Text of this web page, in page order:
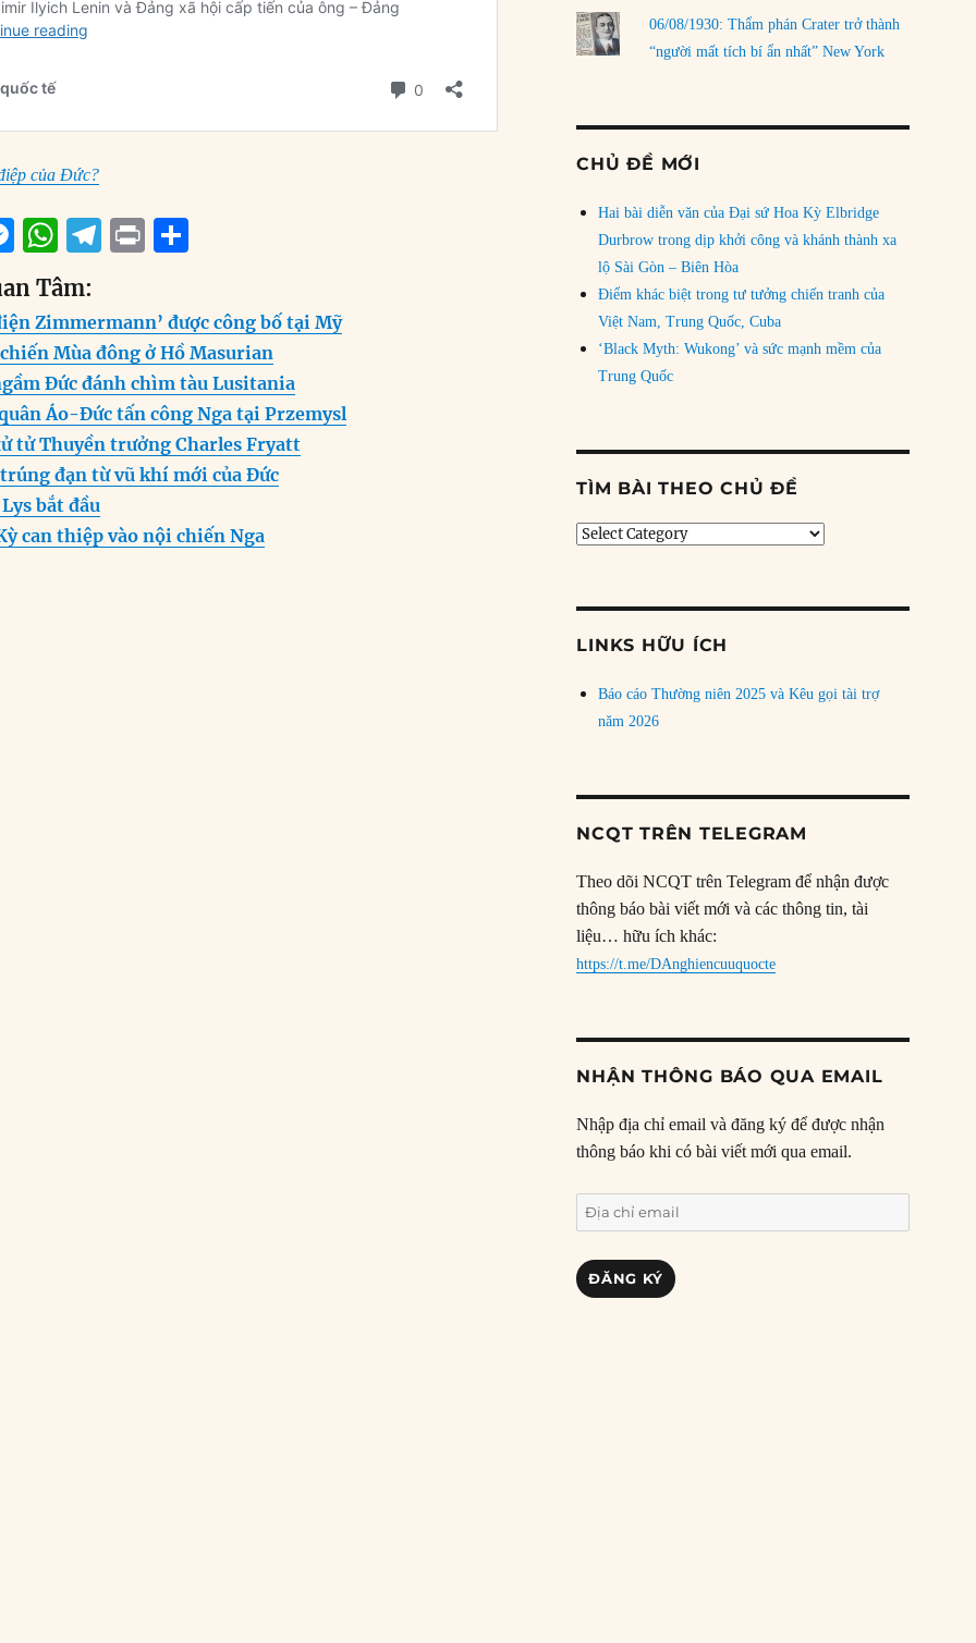
của Đức?
M
ss
e
n
g
er
W
h
at
s
A
p
p
T
g
r
a
m
P
n
t
re
Tâm:
Zimmermann’ được công bố tại Mỹ
Mùa đông ở Hồ Masurian
Đức đánh chìm tàu Lusitania
Áo-Đức tấn công Nga tại Przemysl
tử Thuyền trưởng Charles Fryatt
đạn từ vũ khí mới của Đức
bắt đầu
can thiệp vào nội chiến Nga
06/08/1930: Thẩm phán Crater trở thành
“người mất tích bí ẩn nhất” New York
CHỦ ĐỀ MỚI
Hai bài diễn văn của Đại sứ Hoa Kỳ Elbridge
Durbrow trong dịp khởi công và khánh thành xa
lộ Sài Gòn – Biên Hòa
Điểm khác biệt trong tư tưởng chiến tranh của
Việt Nam, Trung Quốc, Cuba
‘Black Myth: Wukong’ và sức mạnh mềm của
Trung Quốc
TÌM BÀI THEO CHỦ ĐỀ
Tìm
LINKS HỮU ÍCH
Báo cáo Thường niên 2025 và Kêu gọi tài trợ
năm 2026
NCQT TRÊN TELEGRAM
Theo dõi NCQT trên Telegram để nhận được
thông báo bài viết mới và các thông tin, tài
liệu… hữu ích khác:
https://t.me/DAnghiencuuquocte
NHẬN THÔNG BÁO QUA EMAIL
Nhập địa chỉ email và đăng ký để được nhận
thông báo khi có bài viết mới qua email.
Địa
chỉ
email
ĐĂNG KÝ